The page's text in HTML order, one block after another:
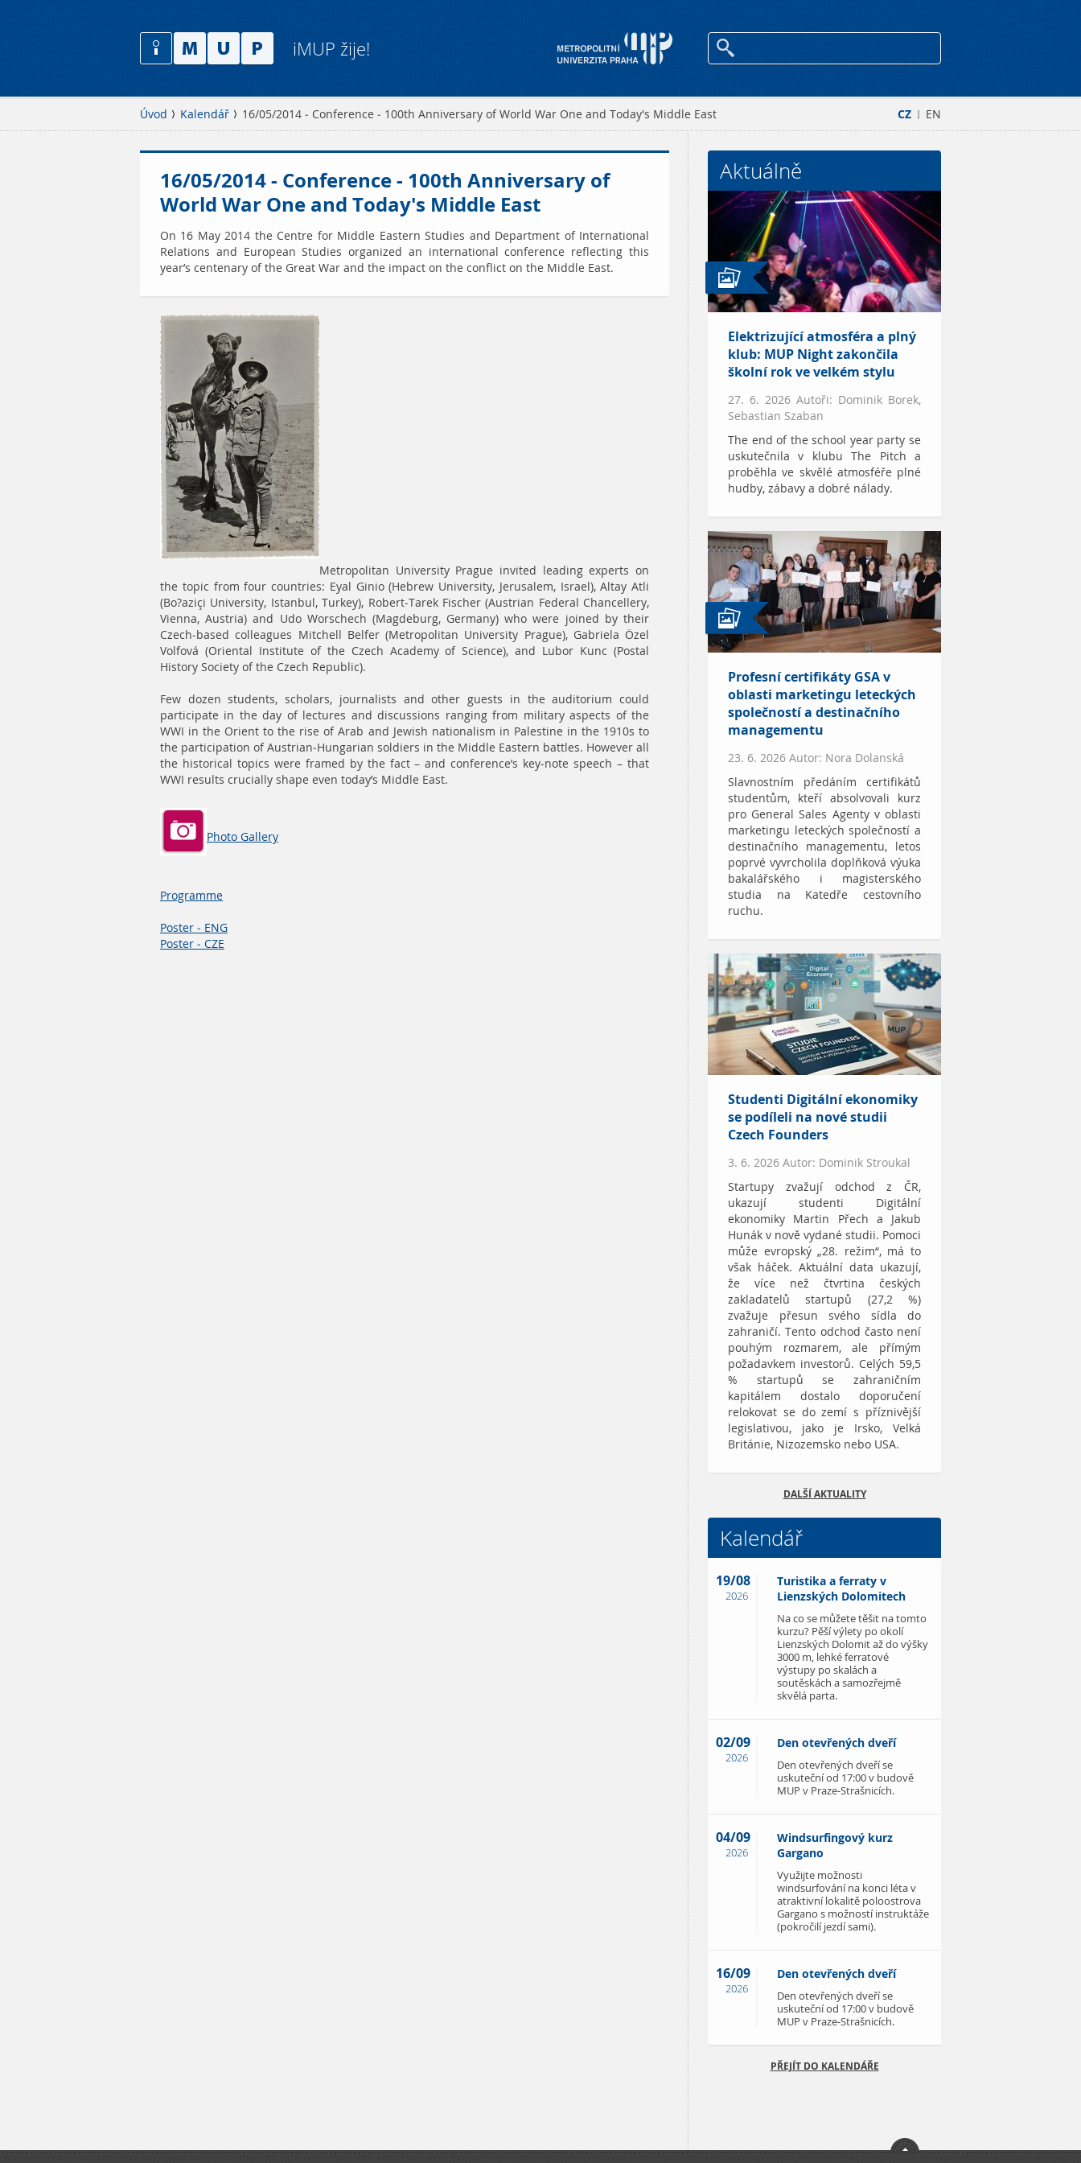
iMUP žije!
CZ | EN
Úvod Kalendář 16/05/2014 - Conference - 100th Anniversary of World War One and Today's Middle East
16/05/2014 - Conference - 100th Anniversary of
World War One and Today's Middle East
On 16 May 2014 the Centre for Middle Eastern Studies and Department of International
Relations and European Studies organized an international conference reflecting this
year’s centenary of the Great War and the impact on the conflict on the Middle East.
Metropolitan University Prague invited leading experts on
the topic from four countries: Eyal Ginio (Hebrew University, Jerusalem, Israel), Altay Atli
(Bo?aziçi University, Istanbul, Turkey), Robert-Tarek Fischer (Austrian Federal Chancellery,
Vienna, Austria) and Udo Worschech (Magdeburg, Germany) who were joined by their
Czech-based colleagues Mitchell Belfer (Metropolitan University Prague), Gabriela Özel
Volfová (Oriental Institute of the Czech Academy of Science), and Lubor Kunc (Postal
History Society of the Czech Republic).
Few dozen students, scholars, journalists and other guests in the auditorium could
participate in the day of lectures and discussions ranging from military aspects of the
WWI in the Orient to the rise of Arab and Jewish nationalism in Palestine in the 1910s to
the participation of Austrian-Hungarian soldiers in the Middle Eastern battles. However all
the historical topics were framed by the fact – and conference’s key-note speech – that
WWI results crucially shape even today’s Middle East.
Photo Gallery
Programme
Poster - ENG
Poster - CZE
Aktuálně
Elektrizující atmosféra a plný
klub: MUP Night zakončila
školní rok ve velkém stylu
27. 6. 2026 Autoři: Dominik Borek,
Sebastian Szaban
The end of the school year party se
uskutečnila v klubu The Pitch a
proběhla ve skvělé atmosféře plné
hudby, zábavy a dobré nálady.
Profesní certifikáty GSA v
oblasti marketingu leteckých
společností a destinačního
managementu
23. 6. 2026 Autor: Nora Dolanská
Slavnostním předáním certifikátů
studentům, kteří absolvovali kurz
pro General Sales Agenty v oblasti
marketingu leteckých společností a
destinačního managementu, letos
poprvé vyvrcholila doplňková výuka
bakalářského i magisterského
studia na Katedře cestovního
ruchu.
Studenti Digitální ekonomiky
se podíleli na nové studii
Czech Founders
3. 6. 2026 Autor: Dominik Stroukal
Startupy zvažují odchod z ČR,
ukazují studenti Digitální
ekonomiky Martin Přech a Jakub
Hunák v nově vydané studii. Pomoci
může evropský „28. režim“, má to
však háček. Aktuální data ukazují,
že více než čtvrtina českých
zakladatelů startupů (27,2 %)
zvažuje přesun svého sídla do
zahraničí. Tento odchod často není
pouhým rozmarem, ale přímým
požadavkem investorů. Celých 59,5
% startupů se zahraničním
kapitálem dostalo doporučení
relokovat se do zemí s příznivější
legislativou, jako je Irsko, Velká
Británie, Nizozemsko nebo USA.
DALŠÍ AKTUALITY
Kalendář
19/08
2026
Turistika a ferraty v
Lienzských Dolomitech
Na co se můžete těšit na tomto
kurzu? Pěší výlety po okolí
Lienzských Dolomit až do výšky
3000 m, lehké ferratové
výstupy po skalách a
soutěskách a samozřejmě
skvělá parta.
02/09
2026
Den otevřených dveří
Den otevřených dveří se
uskuteční od 17:00 v budově
MUP v Praze-Strašnicích.
04/09
2026
Windsurfingový kurz
Gargano
Využijte možnosti
windsurfování na konci léta v
atraktivní lokalitě poloostrova
Gargano s možností instruktáže
(pokročilí jezdí sami).
16/09
2026
Den otevřených dveří
Den otevřených dveří se
uskuteční od 17:00 v budově
MUP v Praze-Strašnicích.
PŘEJÍT DO KALENDÁŘE